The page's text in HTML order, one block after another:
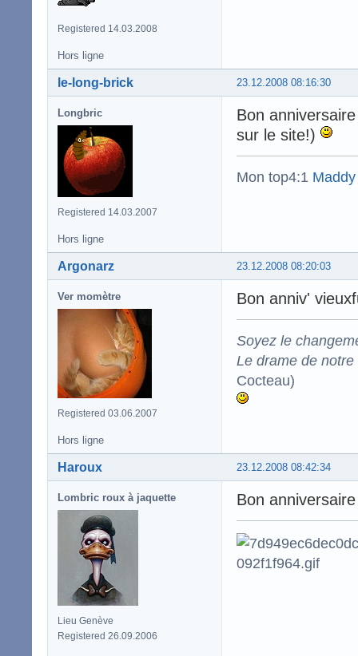
Registered 14.03.2008
Hors ligne
23.12.2008 08:16:30
le-long-brick
Longbric
Registered 14.03.2007
Bon
sur le site!)
Mon top4:1
Hors ligne
23.12.2008 08:20:03
Argonarz
Ver momètre
Registered 03.06.2007
Bon anniv'
Soyez le
Le drame de
Cocteau)
Hors ligne
23.12.2008 08:42:34
Haroux
Lombric roux à jaquette
Lieu Genève
Registered 26.09.2006
Bon